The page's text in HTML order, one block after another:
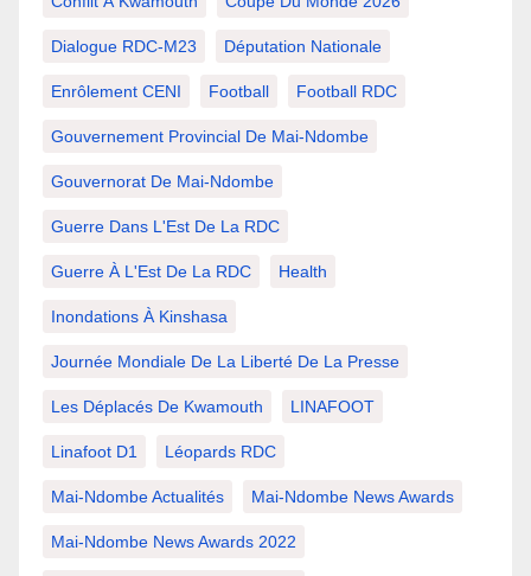
Dialogue RDC-M23 Députation Nationale
Enrôlement CENI Football Football RDC
Gouvernement Provincial De Mai-Ndombe
Gouvernorat De Mai-Ndombe
Guerre Dans L'Est De La RDC
Guerre À L'Est De La RDC Health
Inondations À Kinshasa
Journée Mondiale De La Liberté De La Presse
Les Déplacés De Kwamouth LINAFOOT
Linafoot D1 Léopards RDC
Mai-Ndombe Actualités Mai-Ndombe News Awards
Mai-Ndombe News Awards 2022